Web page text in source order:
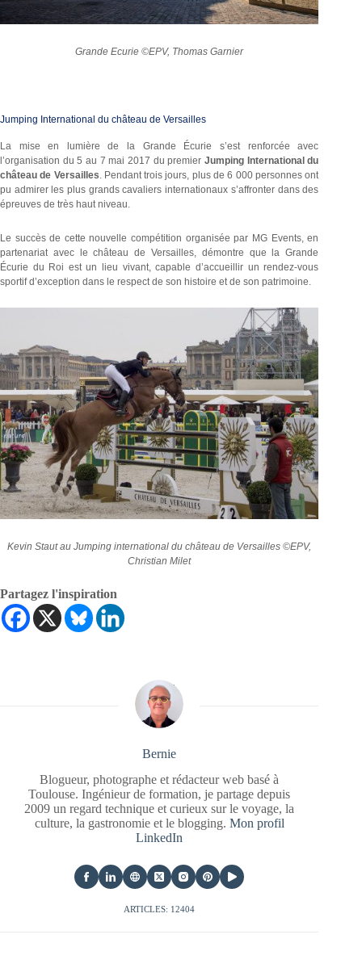
Grande Ecurie ©EPV, Thomas Garnier
Jumping International du château de Versailles
La mise en lumière de la Grande Écurie s’est renforcée avec
l’organisation du 5 au 7 mai 2017 du premier Jumping International du
château de Versailles. Pendant trois jours, plus de 6 000 personnes ont
pu admirer les plus grands cavaliers internationaux s’affronter dans des
épreuves de très haut niveau.
Le succès de cette nouvelle compétition organisée par MG Events, en
partenariat avec le château de Versailles, démontre que la Grande
Écurie du Roi est un lieu vivant, capable d’accueillir un rendez-vous
sportif d’exception dans le respect de son histoire et de son patrimoine.
Kevin Staut au Jumping international du château de Versailles ©EPV,
Christian Milet
Partagez l'inspiration
Bernie
Blogueur, photographe et rédacteur web basé à
Toulouse. Ingénieur de formation, je partage depuis
2009 un regard technique et curieux sur le voyage, la
culture, la gastronomie et le blogging. Mon profil
LinkedIn
ARTICLES: 12404